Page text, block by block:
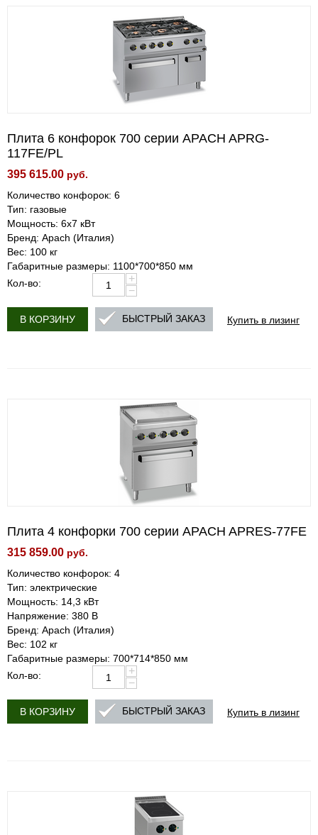
Плита 6 конфорок 700 серии APACH APRG-
117FE/PL
395 615.00 руб.
Количество конфорок: 6
Тип: газовые
Мощность: 6х7 кВт
Бренд: Apach (Италия)
Вес: 100 кг
Габаритные размеры: 1100*700*850 мм
Кол-во:
+
−
В КОРЗИНУ Купить в лизинг
БЫСТРЫЙ ЗАКАЗ
Плита 4 конфорки 700 серии APACH APRES-77FE
315 859.00 руб.
Количество конфорок: 4
Тип: электрические
Мощность: 14,3 кВт
Напряжение: 380 В
Бренд: Apach (Италия)
Вес: 102 кг
Габаритные размеры: 700*714*850 мм
Кол-во:
+
−
В КОРЗИНУ Купить в лизинг
БЫСТРЫЙ ЗАКАЗ